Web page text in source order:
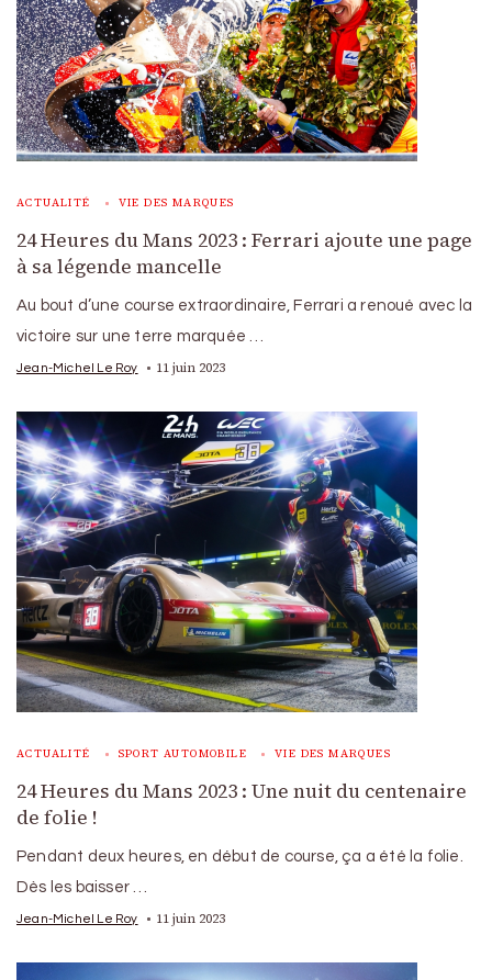
ACTUALITÉ VIE DES MARQUES
24 Heures du Mans 2023 : Ferrari ajoute une page
à sa légende mancelle
Au bout d’une course extraordinaire, Ferrari a renoué avec la
victoire sur une terre marquée …
Jean-Michel Le Roy 11 juin 2023
ACTUALITÉ SPORT AUTOMOBILE VIE DES MARQUES
24 Heures du Mans 2023 : Une nuit du centenaire
de folie !
Pendant deux heures, en début de course, ça a été la folie.
Dès les baisser …
Jean-Michel Le Roy 11 juin 2023